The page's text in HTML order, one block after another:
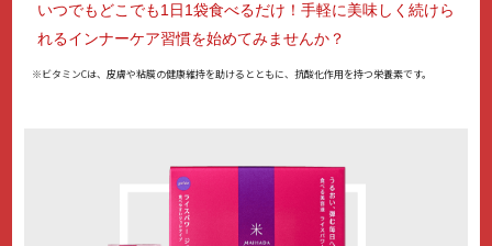
いつでもどこでも1日1袋食べるだけ！手軽に美味しく続けら
れるインナーケア習慣を始めてみませんか？
※ビタミンCは、皮膚や粘膜の健康維持を助けるとともに、抗酸化作用を持つ栄養素です。